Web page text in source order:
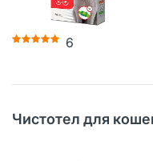
6
Чистотел для